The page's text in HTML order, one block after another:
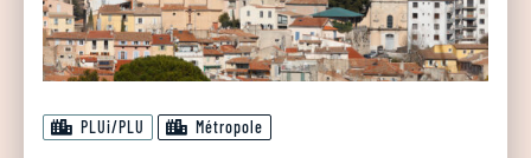
PLUi/PLU Métropole